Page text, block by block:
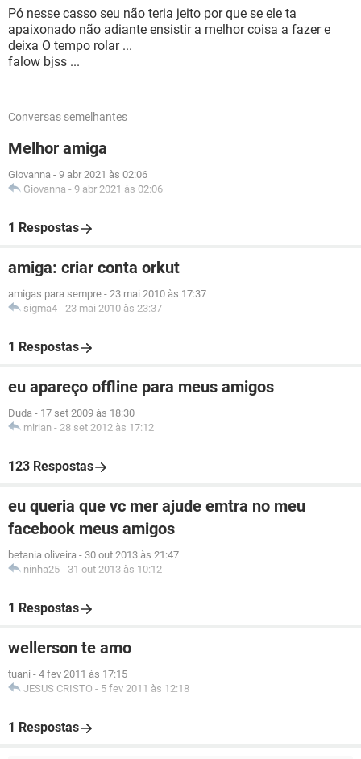
Pó nesse casso seu não teria jeito por que se ele ta
apaixonado não adiante ensistir a melhor coisa a fazer e
deixa O tempo rolar ...
falow bjss ...
Conversas semelhantes
Melhor amiga
Giovanna - 9 abr 2021 às 02:06
Giovanna - 9 abr 2021 às 02:06
1 Respostas
amiga: criar conta orkut
amigas para sempre - 23 mai 2010 às 17:37
sigma4 - 23 mai 2010 às 23:37
1 Respostas
eu apareço offline para meus amigos
Duda - 17 set 2009 às 18:30
mirian - 28 set 2012 às 17:12
123 Respostas
eu queria que vc mer ajude emtra no meu
facebook meus amigos
betania oliveira - 30 out 2013 às 21:47
ninha25 - 31 out 2013 às 10:12
1 Respostas
wellerson te amo
tuani - 4 fev 2011 às 17:15
JESUS CRISTO - 5 fev 2011 às 12:18
1 Respostas